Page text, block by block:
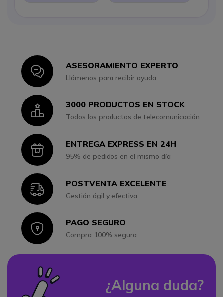
IconASESORAMIENTO EXPERTO
Llámenos para recibir ayuda
Icon3000 PRODUCTOS EN STOCK
Todos los productos de telecomunicación
IconENTREGA EXPRESS EN 24H
95% de pedidos en el mismo día
IconPOSTVENTA EXCELENTE
Gestión ágil y efectiva
IconPAGO SEGURO
Compra 100% segura
¿Alguna duda?